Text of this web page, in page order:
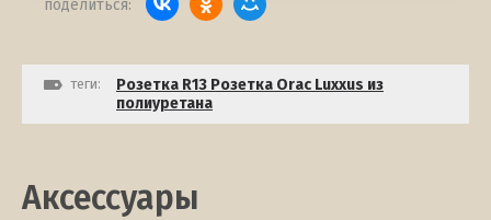
поделиться:
теги:
Розетка R13 Розетка Orac Luxxus из
полиуретана
Аксессуары